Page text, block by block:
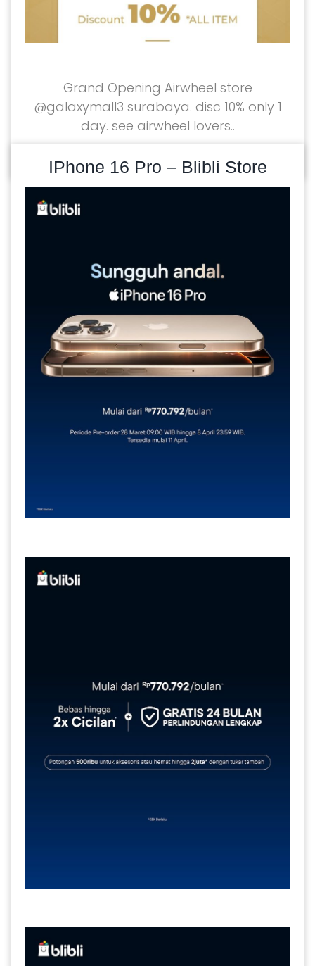
Grand Opening Airwheel store
@galaxymall3 surabaya. disc 10% only 1
day. see airwheel lovers..
IPhone 16 Pro – Blibli Store